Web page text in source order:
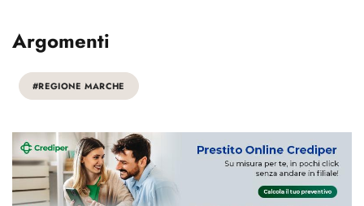
Argomenti
#REGIONE MARCHE